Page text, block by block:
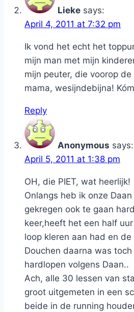
Lieke says:
April 4, 2011 at 7:32 pm
Ik vond het echt het
mijn man met mijn
mijn peuter, die voorop
mama, wesijndebijna!
Reply
Anonymous says:
April 5, 2011 at 1:38 pm
OH, die PIET, wat heerlijk!
Onlangs heb ik onze
gekregen ook te gaan
keer,heeft het een half
loop kleren aan had en
Douchen daarna was
hardlopen volgens Daan..
Ach, alle 30 lessen van
groot uitgemeten in een
beide in de running